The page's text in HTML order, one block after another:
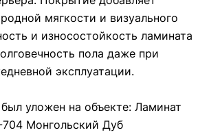
мягкости и визуального
и износостойкость ламината
пола даже при
эксплуатации.
уложен на объекте: Ламинат
704 Монгольский Дуб